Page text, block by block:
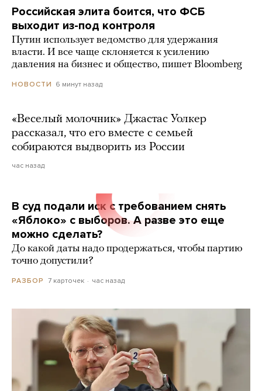
Российская элита боится, что ФСБ
выходит из-под контроля
Путин использует ведомство для удержания
власти. И все чаще склоняется к усилению
давления на бизнес и общество, пишет Bloomberg
НОВОСТИ 6 минут назад
«Веселый молочник» Джастас Уолкер
рассказал, что его вместе с семьей
собираются выдворить из России
час назад
В суд подали иск с требованием снять
«Яблоко» с выборов. А разве это еще
можно сделать?
До какой даты надо продержаться, чтобы партию
точно допустили?
РАЗБОР 7 карточек час назад